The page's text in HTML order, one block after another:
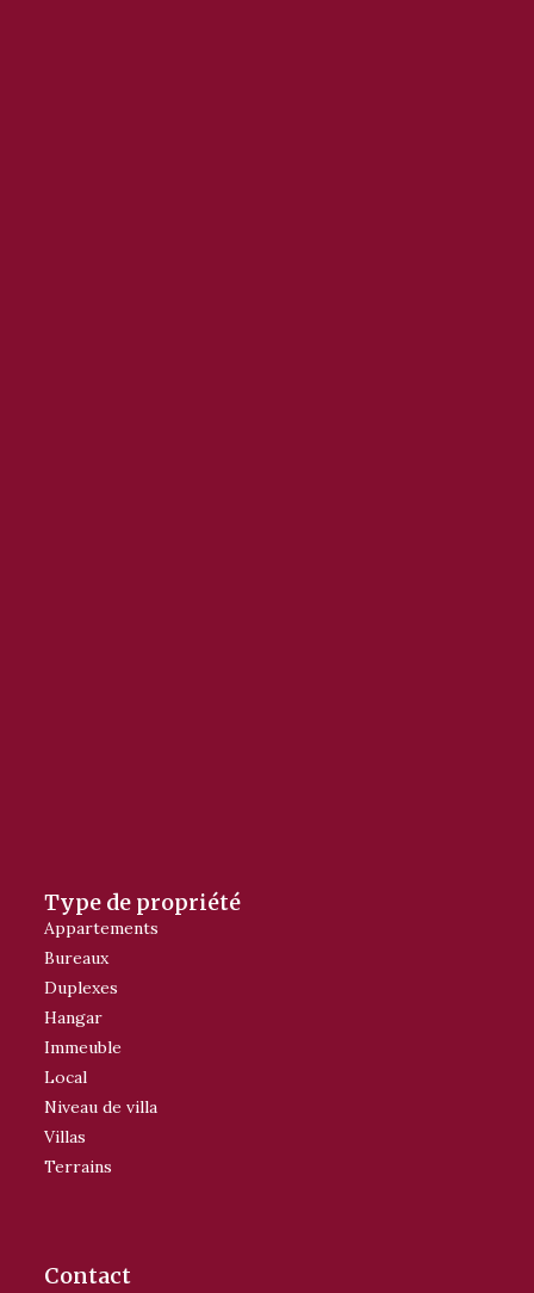
Type de propriété
Appartements
Bureaux
Duplexes
Hangar
Immeuble
Local
Niveau de villa
Villas
Terrains
Contact